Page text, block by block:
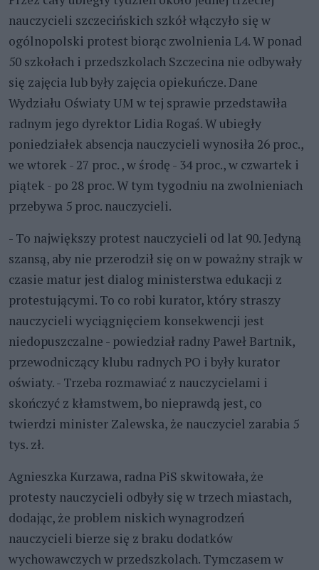
nauczycieli szczecińskich szkół włączyło się w
ogólnopolski protest biorąc zwolnienia L4. W ponad
50 szkołach i przedszkolach Szczecina nie odbywały
się zajęcia lub były zajęcia opiekuńcze. Dane
Wydziału Oświaty UM w tej sprawie przedstawiła
radnym jego dyrektor Lidia Rogaś. W ubiegły
poniedziałek absencja nauczycieli wynosiła 26 proc.,
we wtorek - 27 proc. , w środę - 34 proc., w czwartek i
piątek - po 28 proc. W tym tygodniu na zwolnieniach
przebywa 5 proc. nauczycieli.
- To największy protest nauczycieli od lat 90. Jedyną
szansą, aby nie przerodził się on w poważny strajk w
czasie matur jest dialog ministerstwa edukacji z
protestującymi. To co robi kurator, który straszy
nauczycieli wyciągnięciem konsekwencji jest
niedopuszczalne - powiedział radny Paweł Bartnik,
przewodniczący klubu radnych PO i były kurator
oświaty. - Trzeba rozmawiać z nauczycielami i
skończyć z kłamstwem, bo nieprawdą jest, co
twierdzi minister Zalewska, że nauczyciel zarabia 5
tys. zł.
Agnieszka Kurzawa, radna PiS skwitowała, że
protesty nauczycieli odbyły się w trzech miastach,
dodając, że problem niskich wynagrodzeń
nauczycieli bierze się z braku dodatków
wychowawczych w przedszkolach. Tymczasem w